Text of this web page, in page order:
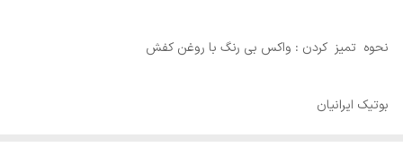
نحوه تمیز کردن : واکس بی رنگ با روغن کفش
بوتیک ایرانیان